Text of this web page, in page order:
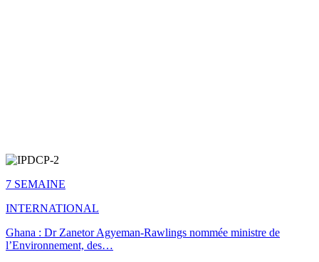
7 SEMAINE
INTERNATIONAL
Ghana : Dr Zanetor Agyeman-Rawlings nommée ministre de
l’Environnement, des…